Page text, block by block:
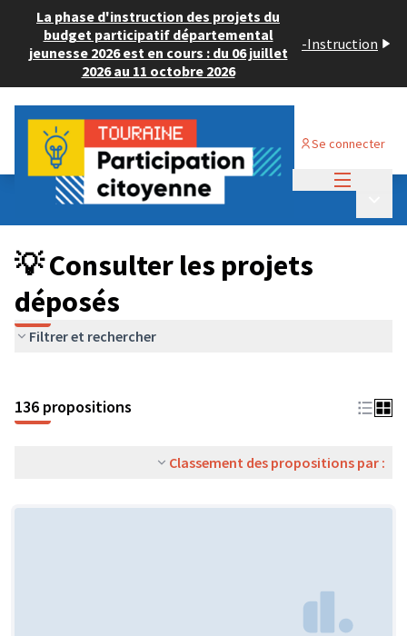
La phase d'instruction des projets du
budget participatif départemental
jeunesse 2026 est en cours : du 06 juillet
2026 au 11 octobre 2026
-Instruction
Se connecter
Budget Participatif JEUNESSE 2024
💡 Consulter les projets déposés
💡 Consulter les projets
déposés
Filtrer et rechercher
136 propositions
Classement des propositions par :